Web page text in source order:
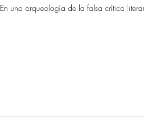
En una arqueología de la falsa crítica